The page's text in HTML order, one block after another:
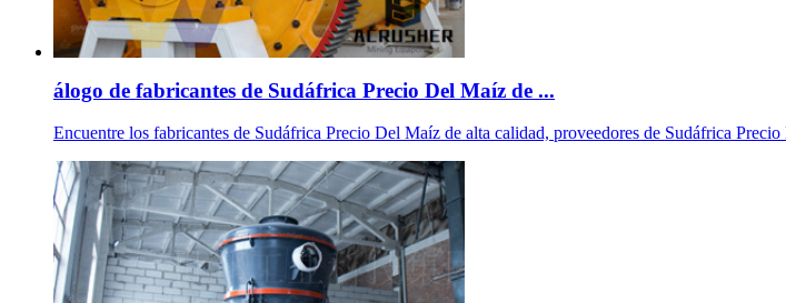
álogo de fabricantes de Sudáfrica Precio Del Maíz de ...
Encuentre los fabricantes de Sudáfrica Precio Del Maíz de alta calidad, proveedores de Sudáfrica